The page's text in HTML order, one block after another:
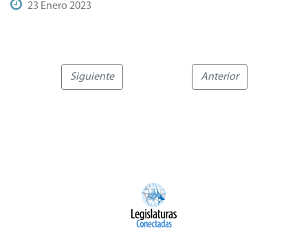
23 Enero 2023
Siguiente Anterior